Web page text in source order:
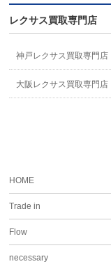
レクサス買取専門店
神戸レクサス買取専門店
大阪レクサス買取専門店
HOME
Trade in
Flow
necessary